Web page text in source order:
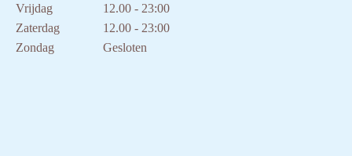
Vrijdag
12.00 - 23:00
Zaterdag
12.00 - 23:00
Zondag
Gesloten